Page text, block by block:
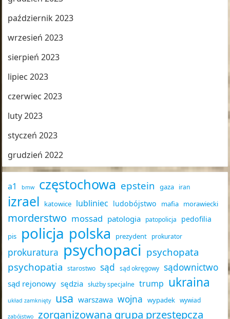
październik 2023
wrzesień 2023
sierpień 2023
lipiec 2023
czerwiec 2023
luty 2023
styczeń 2023
grudzień 2022
a1 bmw częstochowa epstein gaza iran
izrael katowice lubliniec ludobójstwo mafia morawiecki
morderstwo mossad patologia patopolicja pedofilia
pis policja polska prezydent prokurator
prokuratura psychopaci psychopata
psychopatia
starostwo sąd sąd okręgowy sądownictwo
sąd rejonowy sędzia służby specjalne trump ukraina
układ zamknięty usa warszawa wojna wypadek wywiad
zabójstwo zorganizowana grupa przestępcza